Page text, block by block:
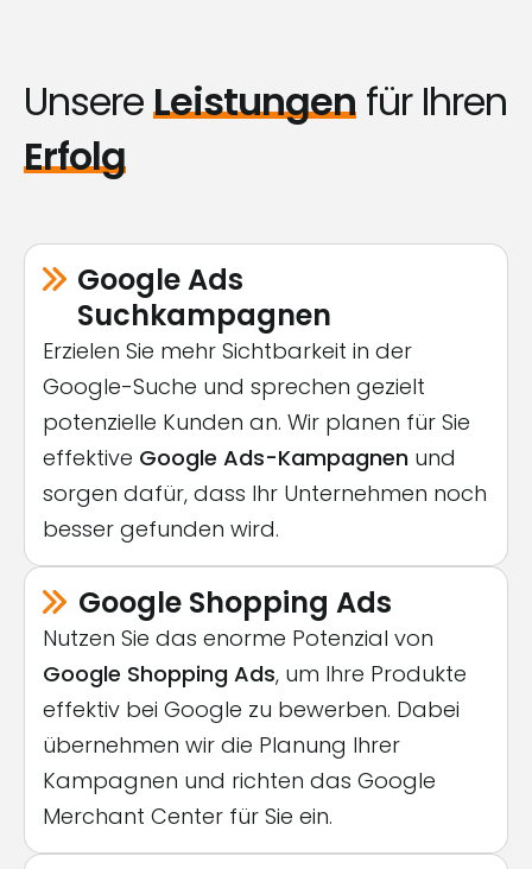
UnsereLeistungen für Ihren
Erfolg
Google Ads
Suchkampagnen
Erzielen Sie mehr Sichtbarkeit in der
Google-Suche und sprechen gezielt
potenzielle Kunden an. Wir planen für Sie
effektive Google Ads-Kampagnen und
sorgen dafür, dass Ihr Unternehmen noch
besser gefunden wird.
Google Shopping Ads
Nutzen Sie das enorme Potenzial von
Google Shopping Ads, um Ihre Produkte
effektiv bei Google zu bewerben. Dabei
übernehmen wir die Planung Ihrer
Kampagnen und richten das Google
Merchant Center für Sie ein.